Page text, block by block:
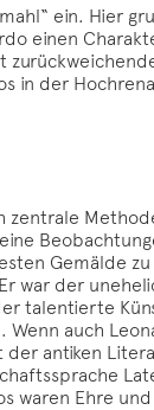
ein. Hier
einen
in der
zentrale
Gemälde
war der
talentierte
auch
antiken
waren Ehre und